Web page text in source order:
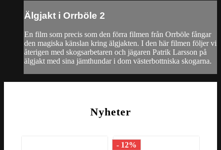
Älgjakt i Orrböle 2
En film som precis som den förra filmen från Orrböle fångar
den magiska känslan kring älgjakten. I den här filmen följer vi
återigen med skogsarbetaren och jägaren Patrik Larsson på
älgjakt med sina jämthundar i dom västerbottniska skogarna.
Nyheter
- 12%